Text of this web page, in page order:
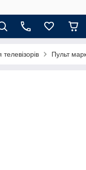
Пульт